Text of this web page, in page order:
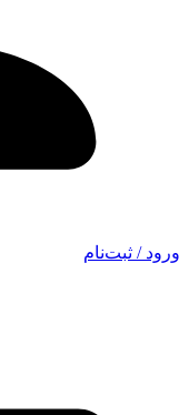
ورود / ثبت‌نام